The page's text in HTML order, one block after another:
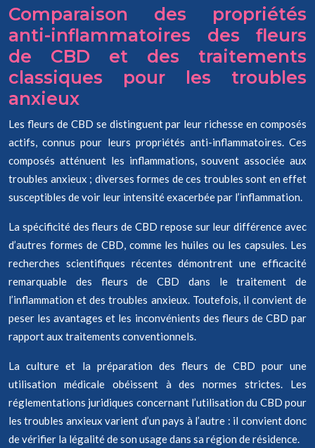
Comparaison des propriétés
anti-inflammatoires des fleurs
de CBD et des traitements
classiques pour les troubles
anxieux
Les fleurs de CBD se distinguent par leur richesse en composés
actifs, connus pour leurs propriétés anti-inflammatoires. Ces
composés atténuent les inflammations, souvent associée aux
troubles anxieux ; diverses formes de ces troubles sont en effet
susceptibles de voir leur intensité exacerbée par l’inflammation.
La spécificité des fleurs de CBD repose sur leur différence avec
d’autres formes de CBD, comme les huiles ou les capsules. Les
recherches scientifiques récentes démontrent une efficacité
remarquable des fleurs de CBD dans le traitement de
l’inflammation et des troubles anxieux. Toutefois, il convient de
peser les avantages et les inconvénients des fleurs de CBD par
rapport aux traitements conventionnels.
La culture et la préparation des fleurs de CBD pour une
utilisation médicale obéissent à des normes strictes. Les
réglementations juridiques concernant l’utilisation du CBD pour
les troubles anxieux varient d’un pays à l’autre : il convient donc
de vérifier la légalité de son usage dans sa région de résidence.